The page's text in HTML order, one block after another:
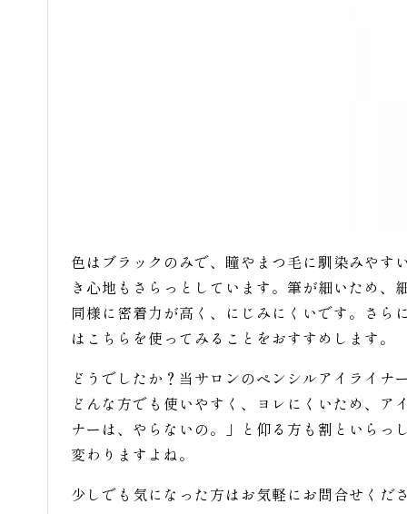
色はブラックのみで、瞳やまつ毛に馴染みや
き心地もさらっとしています。筆が細いため
同様に密着力が高く、にじみにくいです。さ
はこちらを使ってみることをおすすめします。
どうでしたか？当サロンのペンシルアイライ
どんな方でも使いやすく、ヨレにくいため、
ナーは、やらないの。」と仰る方も割といら
変わりますよね。
少しでも気になった方はお気軽にお問合せくだ